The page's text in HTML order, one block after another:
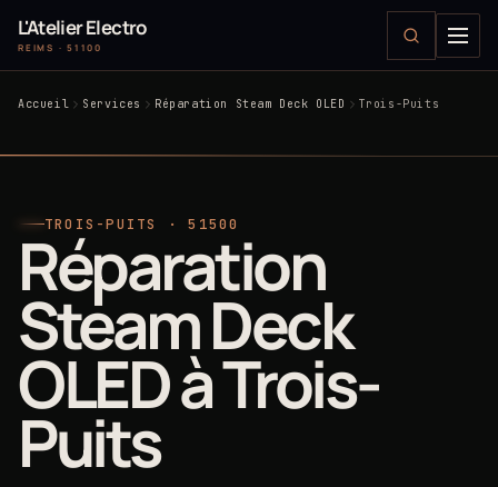
L'Atelier Electro
REIMS · 51100
Accueil Services Réparation Steam Deck OLED Trois-Puits
TROIS-PUITS · 51500
Réparation
Steam Deck
OLED à Trois-
Puits